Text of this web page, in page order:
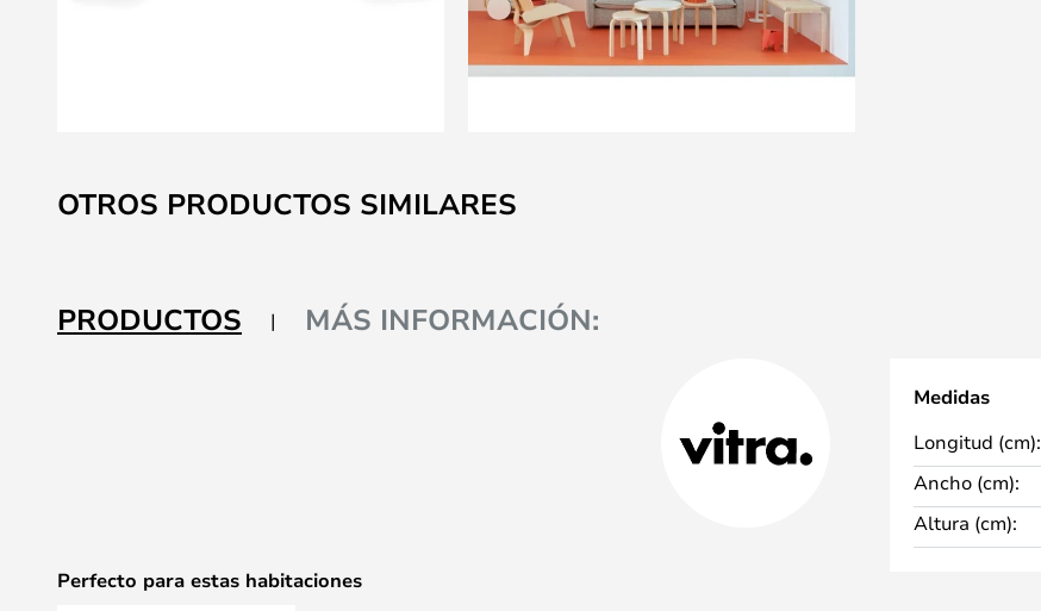
al
comienzo
galería
de
OTROS PRODUCTOS SIMILARES
PRODUCTOS MÁS INFORMACIÓN:
Perfecto para estas habitaciones
Medidas
Longitud (cm):
Ancho (cm):
Altura (cm):